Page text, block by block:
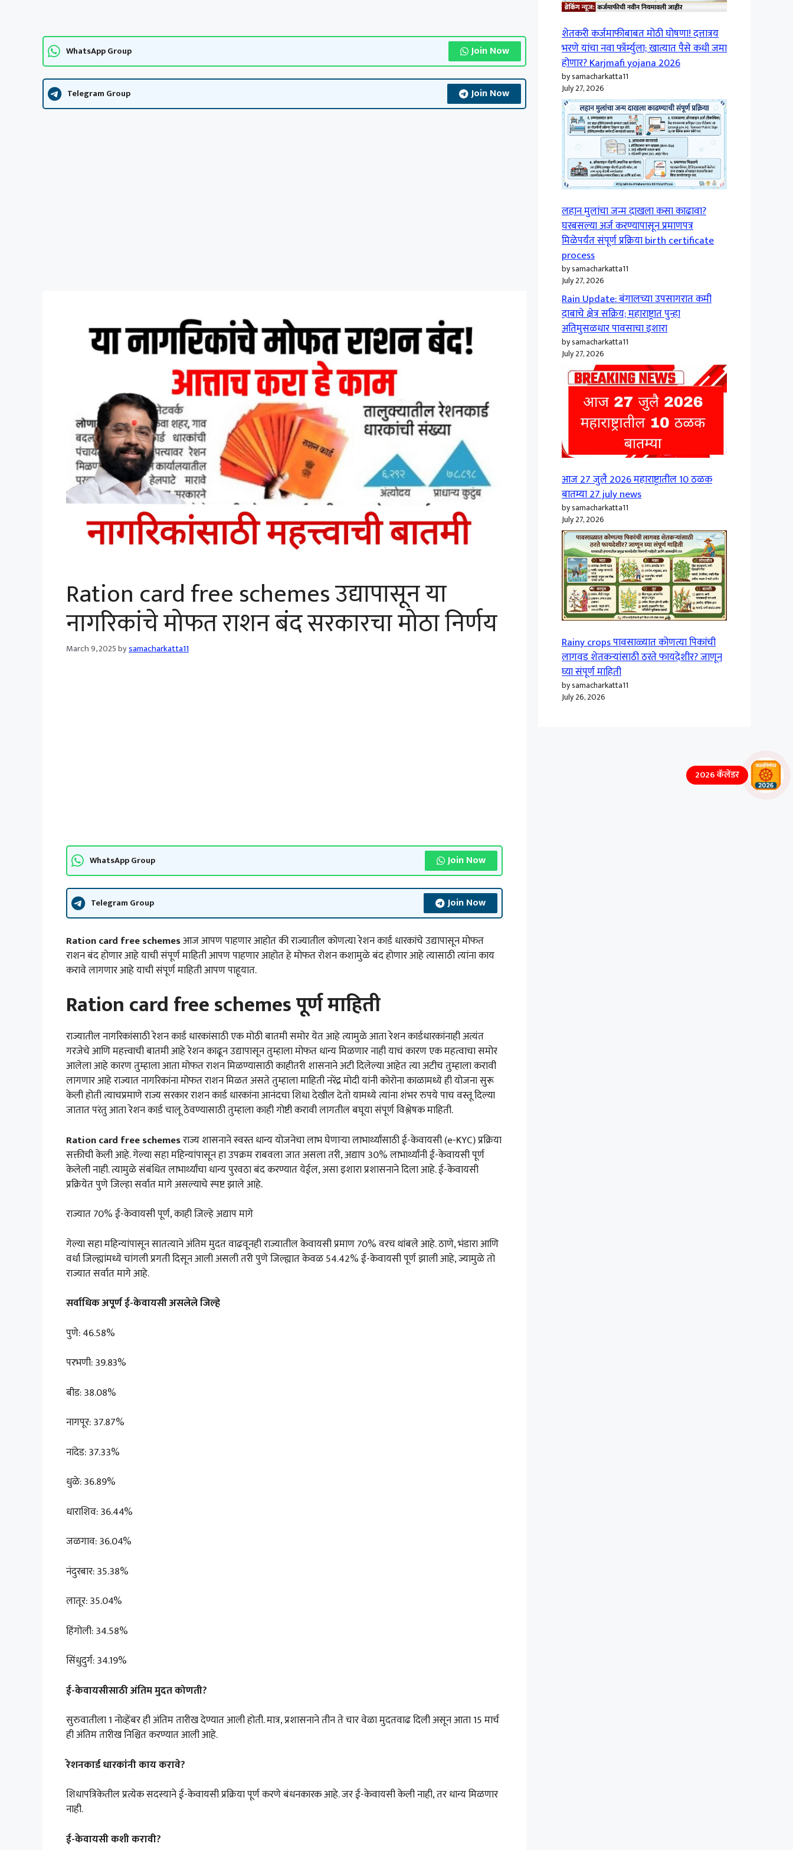
WhatsApp Group Join Now
Telegram Group Join Now
Ration card free schemes उद्यापासून या
नागरिकांचे मोफत राशन बंद सरकारचा मोठा निर्णय
March 9, 2025bysamacharkatta11
WhatsApp Group Join Now
Telegram Group Join Now
Ration card free schemesआज आपण पाहणार आहोत की राज्यातील कोणत्या रेशन कार्ड धारकांचे उद्यापासून मोफत
राशन बंद होणार आहे याची संपूर्ण माहिती आपण पाहणार आहोत हे मोफत रोशन कशामुळे बंद होणार आहे त्यासाठी त्यांना काय
करावे लागणार आहे याची संपूर्ण माहिती आपण पाहूयात.
Ration card free schemes पूर्ण माहिती
राज्यातील नागरिकांसाठी रेशन कार्ड धारकांसाठी एक मोठी बातमी समोर येत आहे त्यामुळे आता रेशन कार्डधारकांनाही अत्यंत
गरजेचे आणि महत्त्वाची बातमी आहे रेशन काढून उद्यापासून तुम्हाला मोफत धान्य मिळणार नाही याचं कारण एक महत्वाचा समोर
आलेला आहे कारण तुम्हाला आता मोफत राशन मिळण्यासाठी काहीतरी शासनाने अटी दिलेल्या आहेत त्या अटीच तुम्हाला करावी
लागणार आहे राज्यात नागरिकांना मोफत राशन मिळत असते तुम्हाला माहिती नरेंद्र मोदी यांनी कोरोना काळामध्ये ही योजना सुरू
केली होती त्याचप्रमाणे राज्य सरकार राशन कार्ड धारकांना आनंदचा शिधा देखील देतो यामध्ये त्यांना शंभर रुपये पाच वस्तू दिल्या
जातात परंतु आता रेशन कार्ड चालू ठेवण्यासाठी तुम्हाला काही गोष्टी करावी लागतील बघूया संपूर्ण विश्लेषक माहिती.
Ration card free schemesराज्य शासनाने स्वस्त धान्य योजनेचा लाभ घेणाऱ्या लाभार्थ्यांसाठी ई-केवायसी (e-KYC) प्रक्रिया
सक्तीची केली आहे. गेल्या सहा महिन्यांपासून हा उपक्रम राबवला जात असला तरी, अद्याप 30% लाभार्थ्यांनी ई-केवायसी पूर्ण
केलेली नाही. त्यामुळे संबंधित लाभार्थ्यांचा धान्य पुरवठा बंद करण्यात येईल, असा इशारा प्रशासनाने दिला आहे. ई-केवायसी
प्रक्रियेत पुणे जिल्हा सर्वात मागे असल्याचे स्पष्ट झाले आहे.
राज्यात 70% ई-केवायसी पूर्ण, काही जिल्हे अद्याप मागे
गेल्या सहा महिन्यांपासून सातत्याने अंतिम मुदत वाढवूनही राज्यातील केवायसी प्रमाण 70% वरच थांबले आहे. ठाणे, भंडारा आणि
वर्धा जिल्ह्यांमध्ये चांगली प्रगती दिसून आली असली तरी पुणे जिल्ह्यात केवळ 54.42% ई-केवायसी पूर्ण झाली आहे, ज्यामुळे तो
राज्यात सर्वात मागे आहे.
सर्वाधिक अपूर्ण ई-केवायसी असलेले जिल्हे
पुणे: 46.58%
परभणी: 39.83%
बीड: 38.08%
नागपूर: 37.87%
नांदेड: 37.33%
धुळे: 36.89%
धाराशिव: 36.44%
जळगाव: 36.04%
नंदुरबार: 35.38%
लातूर: 35.04%
हिंगोली: 34.58%
सिंधुदुर्ग: 34.19%
ई-केवायसीसाठी अंतिम मुदत कोणती?
सुरुवातीला 1 नोव्हेंबर ही अंतिम तारीख देण्यात आली होती. मात्र, प्रशासनाने तीन ते चार वेळा मुदतवाढ दिली असून आता 15 मार्च
ही अंतिम तारीख निश्चित करण्यात आली आहे.
रेशनकार्ड धारकांनी काय करावे?
शिधापत्रिकेतील प्रत्येक सदस्याने ई-केवायसी प्रक्रिया पूर्ण करणे बंधनकारक आहे. जर ई-केवायसी केली नाही, तर धान्य मिळणार
नाही.
ई-केवायसी कशी करावी?
शेतकरी कर्जमाफीबाबत मोठी घोषणा! दत्तात्रय
भरणे यांचा नवा फॉर्म्युला; खात्यात पैसे कधी जमा
होणार? Karjmafi yojana 2026
by samacharkatta11
July 27, 2026
लहान मुलांचा जन्म दाखला कसा काढावा?
घरबसल्या अर्ज करण्यापासून प्रमाणपत्र
मिळेपर्यंत संपूर्ण प्रक्रिया birth certificate
process
by samacharkatta11
July 27, 2026
Rain Update: बंगालच्या उपसागरात कमी
दाबाचे क्षेत्र सक्रिय; महाराष्ट्रात पुन्हा
अतिमुसळधार पावसाचा इशारा
by samacharkatta11
July 27, 2026
आज 27 जुलै 2026 महाराष्ट्रातील 10 ठळक
बातम्या 27 july news
by samacharkatta11
July 27, 2026
Rainy crops पावसाळ्यात कोणत्या पिकांची
लागवड शेतकऱ्यांसाठी ठरते फायदेशीर? जाणून
घ्या संपूर्ण माहिती
by samacharkatta11
July 26, 2026
2026 कॅलेंडर